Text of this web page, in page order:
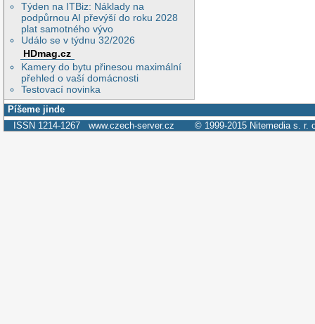
Týden na ITBiz: Náklady na
podpůrnou AI převýší do roku 2028
plat samotného vývo
Událo se v týdnu 32/2026
HDmag.cz
Kamery do bytu přinesou maximální
přehled o vaší domácnosti
Testovací novinka
Píšeme jinde
ISSN 1214-1267 www.czech-server.cz © 1999-2015 Nitemedia s. r.